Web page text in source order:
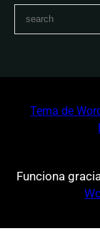
c
Tema de
Funciona